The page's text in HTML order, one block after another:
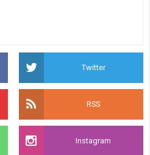
Twitter
RSS
Instagram